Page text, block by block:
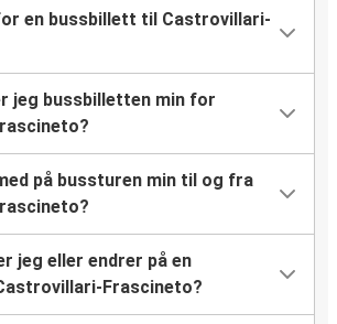
en bussbillett til Castrovillari-
jeg bussbilletten min for
på bussturen min til og fra
jeg eller endrer på en
Frascineto?